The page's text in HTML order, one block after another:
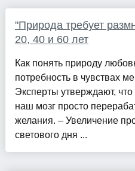
"Природа требует
20, 40 и 60 лет
Как понять природу
потребность в чувствах
Эксперты утверждают,
наш мозг просто
желания. – Увеличение
светового дня ...